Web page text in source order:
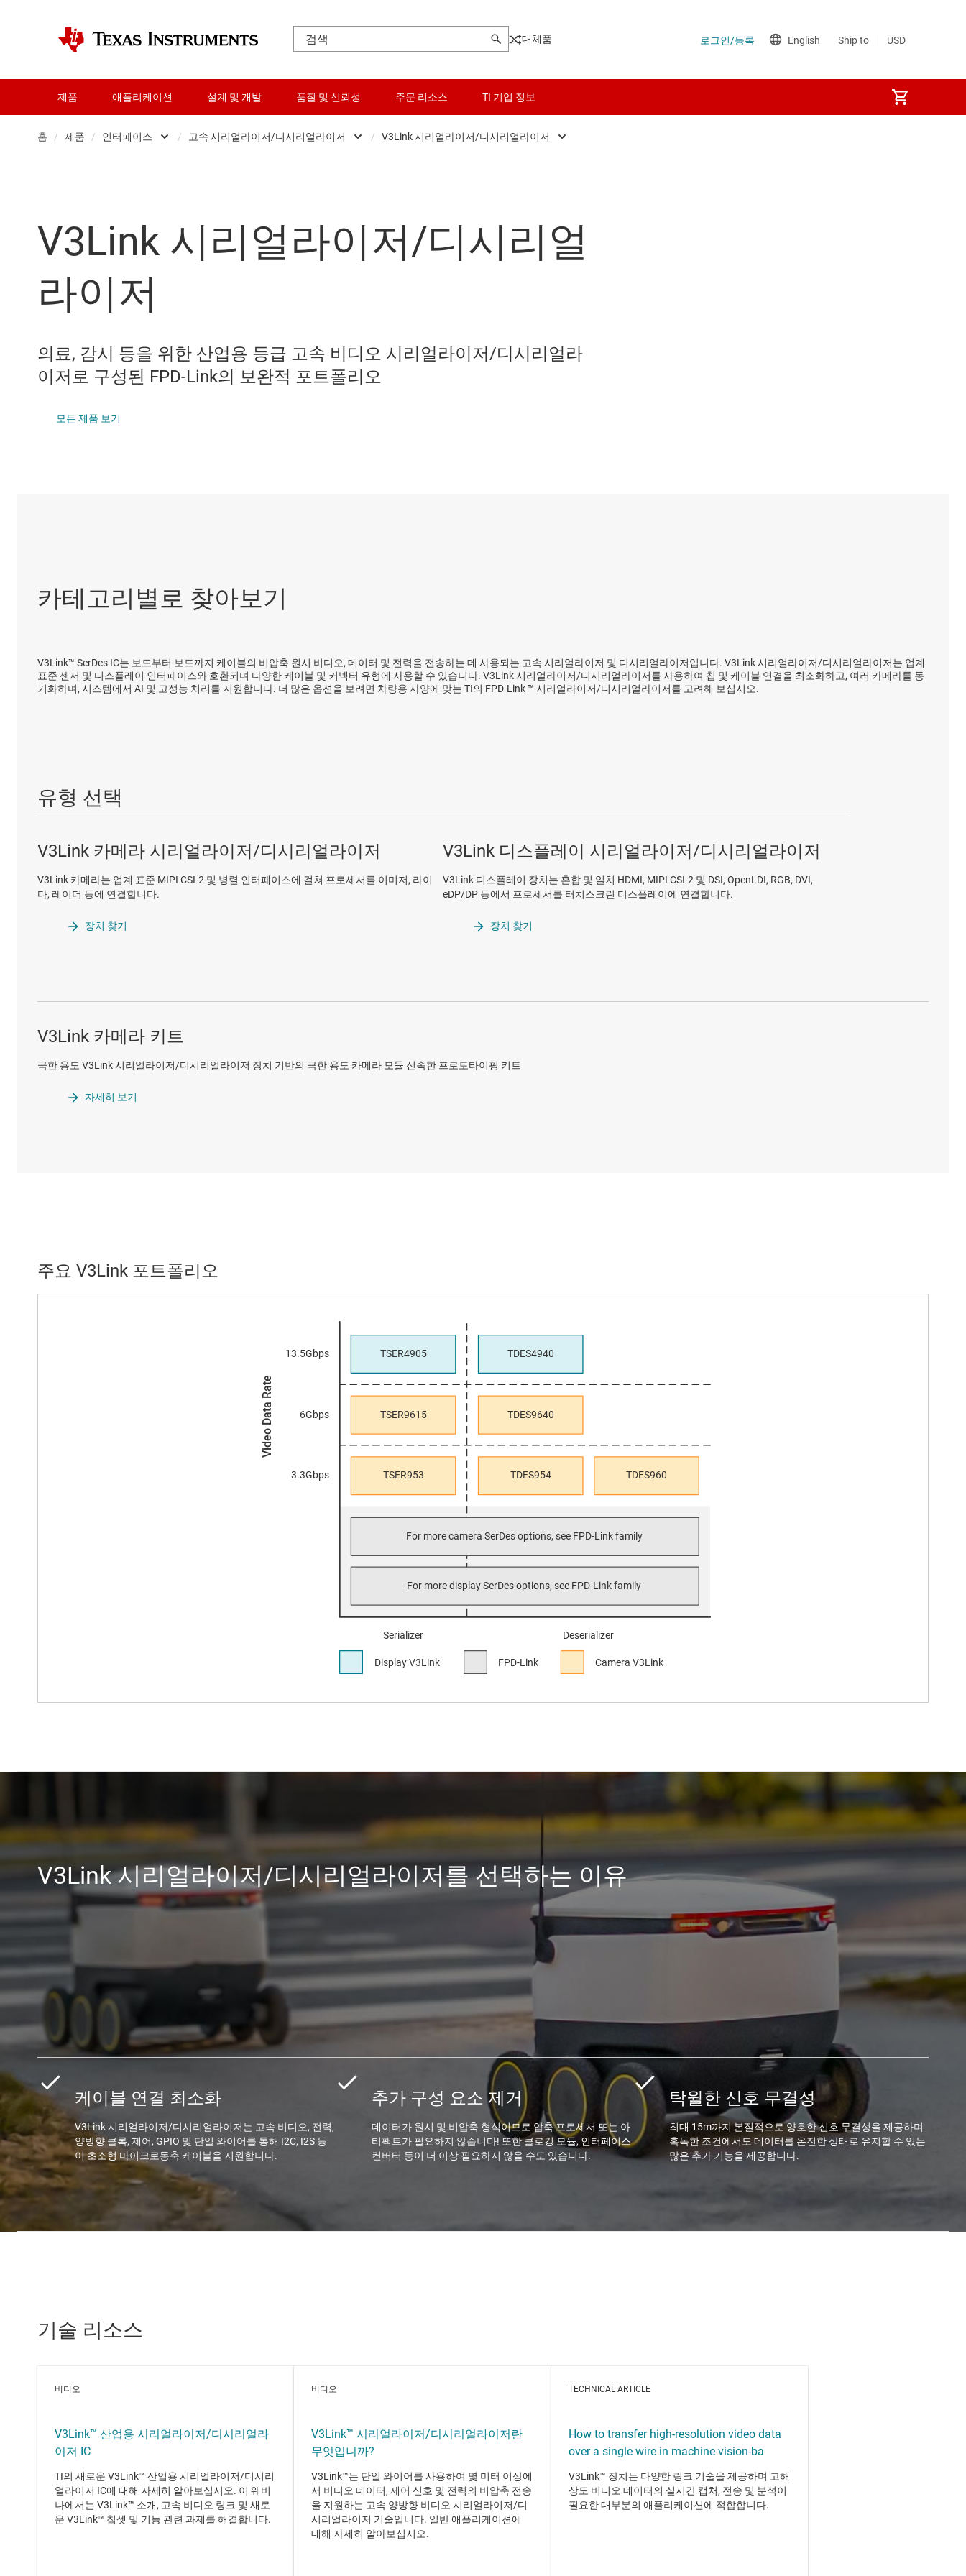
대체품
제품 애플리케이션 설계 및 개발 품질 및 신뢰성 주문 리소스 TI 기업 정보
홈 / 제품 / 인터페이스
클록 및 타이밍
데이터 컨버터
인터페이스
모터 드라이버
스위치 및 멀티플렉서
/ 고속 시리얼라이저/디시리얼라이저
HDMI, 디스플레이 포트 및 MIPI IC
고속 시리얼라이저/디시리얼라이저
LIN 트랜시버
PCIe, SAS 및 SATA IC
RS-232 트랜시버
SBC(시스템 기반 칩)
/ V3Link 시리얼라이저/디시리얼라이저
V3Link 시리얼라이저/디시리얼
라이저
의료, 감시 등을 위한 산업용 등급 고속 비디오 시리얼라이저/디시리얼라
이저로 구성된 FPD-Link의 보완적 포트폴리오
모든 제품 보기
카테고리별로 찾아보기
V3Link™ SerDes IC는 보드부터 보드까지 케이블의 비압축 원시 비디오, 데이터 및 전력을 전송하는 데 사용되는 고속 시리얼라이저 및 디시리얼라이저입니다. V3Link 시리얼라이저/디시리얼라이저는 업계
표준 센서 및 디스플레이 인터페이스와 호환되며 다양한 케이블 및 커넥터 유형에 사용할 수 있습니다. V3Link 시리얼라이저/디시리얼라이저를 사용하여 칩 및 케이블 연결을 최소화하고, 여러 카메라를 동
기화하며, 시스템에서 AI 및 고성능 처리를 지원합니다. 더 많은 옵션을 보려면 차량용 사양에 맞는 TI의 FPD-Link ™ 시리얼라이저/디시리얼라이저를 고려해 보십시오.
유형 선택
V3Link 카메라 시리얼라이저/디시리얼라이저
V3Link 카메라는 업계 표준 MIPI CSI-2 및 병렬 인터페이스에 걸쳐 프로세서를 이미저, 라이
다, 레이더 등에 연결합니다.
장치 찾기
V3Link 디스플레이 시리얼라이저/디시리얼라이저
V3Link 디스플레이 장치는 혼합 및 일치 HDMI, MIPI CSI-2 및 DSI, OpenLDI, RGB, DVI,
eDP/DP 등에서 프로세서를 터치스크린 디스플레이에 연결합니다.
장치 찾기
V3Link 카메라 키트
극한 용도 V3Link 시리얼라이저/디시리얼라이저 장치 기반의 극한 용도 카메라 모듈 신속한 프로토타이핑 키트
자세히 보기
주요 V3Link 포트폴리오
V3Link 시리얼라이저/디시리얼라이저를 선택하는 이유
케이블 연결 최소화
V3Link 시리얼라이저/디시리얼라이저는 고속 비디오, 전력,
양방향 클록, 제어, GPIO 및 단일 와이어를 통해 I2C, I2S 등
이 초소형 마이크로동축 케이블을 지원합니다.
추가 구성 요소 제거
데이터가 원시 및 비압축 형식이므로 압축 프로세서 또는 아
티팩트가 필요하지 않습니다! 또한 클로킹 모듈, 인터페이스
컨버터 등이 더 이상 필요하지 않을 수도 있습니다.
탁월한 신호 무결성
최대 15m까지 본질적으로 양호한 신호 무결성을 제공하며
혹독한 조건에서도 데이터를 온전한 상태로 유지할 수 있는
많은 추가 기능을 제공합니다.
기술 리소스
비디오
V3Link™ 산업용 시리얼라이저/디시리얼라
이저 IC
TI의 새로운 V3Link™ 산업용 시리얼라이저/디시리
얼라이저 IC에 대해 자세히 알아보십시오. 이 웨비
나에서는 V3Link™ 소개, 고속 비디오 링크 및 새로
운 V3Link™ 칩셋 및 기능 관련 과제를 해결합니다.
비디오
V3Link™ 시리얼라이저/디시리얼라이저란
무엇입니까?
V3Link™는 단일 와이어를 사용하여 몇 미터 이상에
서 비디오 데이터, 제어 신호 및 전력의 비압축 전송
을 지원하는 고속 양방향 비디오 시리얼라이저/디
시리얼라이저 기술입니다. 일반 애플리케이션에
대해 자세히 알아보십시오.
TECHNICAL ARTICLE
How to transfer high-resolution video data
over a single wire in machine vision-ba
V3Link™ 장치는 다양한 링크 기술을 제공하며 고해
상도 비디오 데이터의 실시간 캡처, 전송 및 분석이
필요한 대부분의 애플리케이션에 적합합니다.